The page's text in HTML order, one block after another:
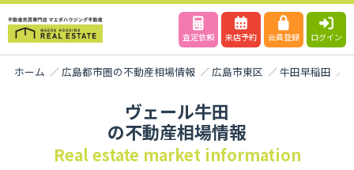
査定依頼 来店予約 会員登録 ログイン
ホーム 広島都市圏の不動産相場情報 広島市東区 牛田早稲田
ヴェール牛田
の不動産相場情報
Real estate market information